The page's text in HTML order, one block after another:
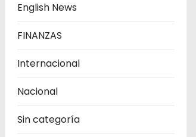
English News
FINANZAS
Internacional
Nacional
Sin categoría